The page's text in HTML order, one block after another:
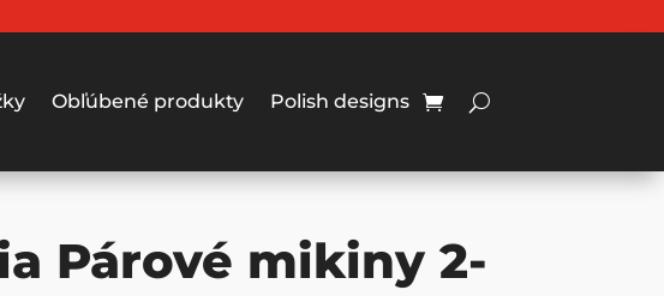
Obľúbené produkty Polish designs
Párové mikiny 2-